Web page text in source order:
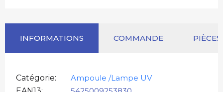
INFORMATIONS COMMANDE
Catégorie
Ampoule /Lampe UV